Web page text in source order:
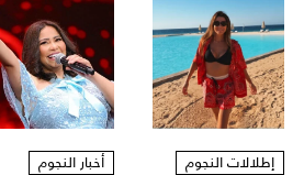
إطلالات النجوم أخبار النجوم